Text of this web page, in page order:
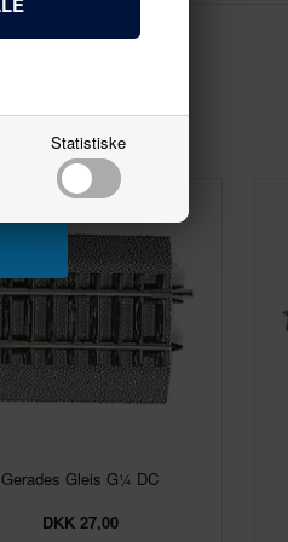
Statistiske
Gerades Gleis G¼ DC
DKK 27,00